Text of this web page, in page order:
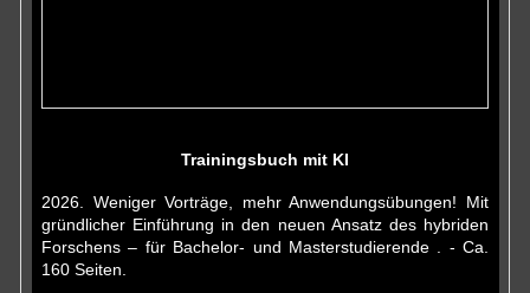
Trainingsbuch mit KI
2026. Weniger Vorträge, mehr Anwendungsübungen! Mit
gründlicher Einführung in den neuen Ansatz des hybriden
Forschens – für Bachelor- und Masterstudierende . - Ca.
160 Seiten.